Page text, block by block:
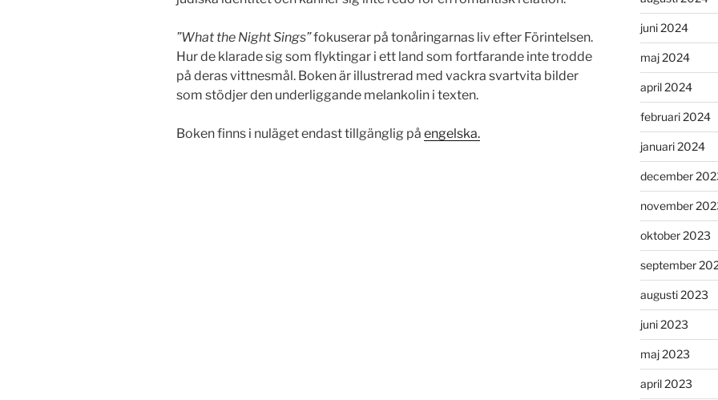
”What the Night Sings”fokuserar på tonåringarnas liv efter Förintelsen.
Hur de klarade sig som flyktingar i ett land som fortfarande inte trodde
på deras vittnesmål. Boken är illustrerad med vackra svartvita bilder
som stödjer den underliggande melankolin i texten.
Boken finns i nuläget endast tillgänglig på engelska.
juni 2024
maj 2024
april 2024
februari 2024
januari 2024
december
november
oktober 2023
september
augusti 2023
juni 2023
maj 2023
april 2023